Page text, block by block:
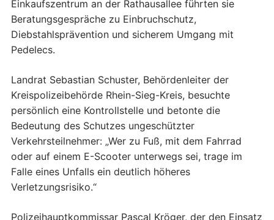
Einkaufszentrum an der Rathausallee führten sie
Beratungsgespräche zu Einbruchschutz,
Diebstahlsprävention und sicherem Umgang mit
Pedelecs.
Landrat Sebastian Schuster, Behördenleiter der
Kreispolizeibehörde Rhein-Sieg-Kreis, besuchte
persönlich eine Kontrollstelle und betonte die
Bedeutung des Schutzes ungeschützter
Verkehrsteilnehmer: „Wer zu Fuß, mit dem Fahrrad
oder auf einem E-Scooter unterwegs sei, trage im
Falle eines Unfalls ein deutlich höheres
Verletzungsrisiko.“
Polizeihauptkommissar Pascal Kröger, der den Einsatz